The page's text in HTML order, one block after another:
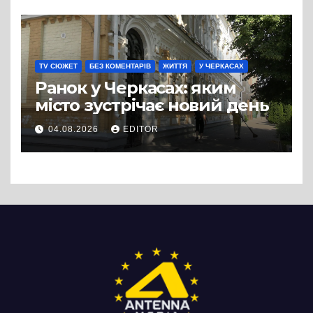
TV СЮЖЕТ БЕЗ КОМЕНТАРІВ ЖИТТЯ У ЧЕРКАСАХ
Ранок у Черкасах: яким
місто зустрічає новий день
04.08.2026 EDITOR